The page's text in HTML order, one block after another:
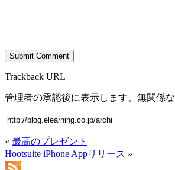
Trackback URL
管理者の承認後に表示します。無関係
« 最高のプレゼント
Hootsuite iPhone Appリリース »